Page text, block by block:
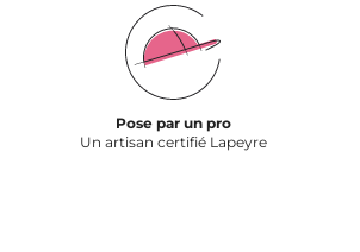
Pose par un pro
Un artisan certifié Lapeyre